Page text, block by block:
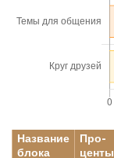
Название
блока
Про-
центы